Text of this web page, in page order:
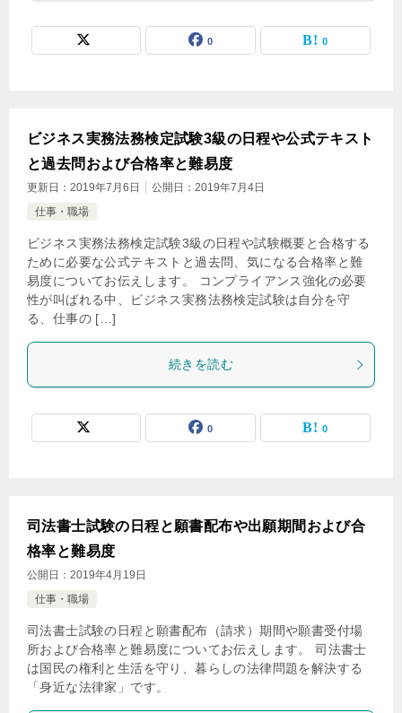
0 0
ビジネス実務法務検定試験3級の日程や公式テキスト
と過去問および合格率と難易度
更新日： 2019年7月6日 公開日： 2019年7月4日
仕事・職場
ビジネス実務法務検定試験3級の日程や試験概要と合格する
ために必要な公式テキストと過去問、気になる合格率と難
易度についてお伝えします。 コンプライアンス強化の必要
性が叫ばれる中、ビジネス実務法務検定試験は自分を守
る、仕事の […]
続きを読む
0 0
司法書士試験の日程と願書配布や出願期間および合
格率と難易度
公開日： 2019年4月19日
仕事・職場
司法書士試験の日程と願書配布（請求）期間や願書受付場
所および合格率と難易度についてお伝えします。 司法書士
は国民の権利と生活を守り、暮らしの法律問題を解決する
「身近な法律家」です。